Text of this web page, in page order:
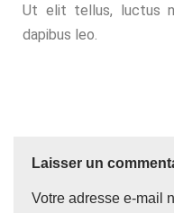
Ut elit tellus, luctus
dapibus leo.
Laisser un
Votre adresse e-mail